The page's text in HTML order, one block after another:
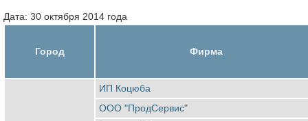
Дата: 30 октября 2014 года
Город Фирма
ИП Коцюба
ООО "ПродСервис"